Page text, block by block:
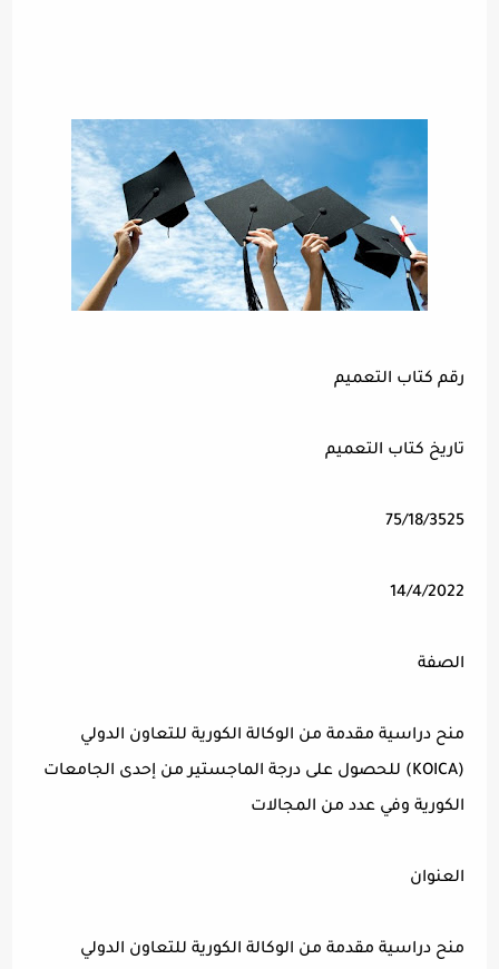
رقم كتاب التعميم
تاريخ كتاب التعميم
75/18/3525
14/4/2022
الصفة
منح دراسية مقدمة من الوكالة الكورية للتعاون الدولي
(KOICA) للحصول على درجة الماجستير من إحدى الجامعات
الكورية وفي عدد من المجالات
العنوان
منح دراسية مقدمة من الوكالة الكورية للتعاون الدولي